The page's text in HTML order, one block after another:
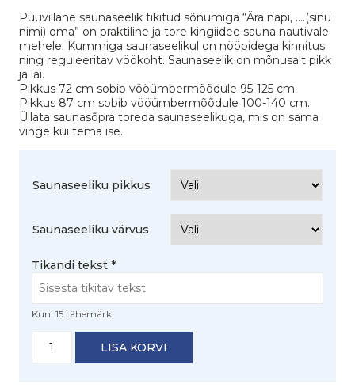
kuni
35.00€
Puuvillane saunaseelik tikitud sõnumiga “Ära näpi, ….(sinu
nimi) oma” on praktiline ja tore kingiidee sauna nautivale
mehele. Kummiga saunaseelikul on nööpidega kinnitus
ning reguleeritav vöökoht. Saunaseelik on mõnusalt pikk
ja lai.
Pikkus 72 cm sobib vööümbermõõdule 95-125 cm.
Pikkus 87 cm sobib vööümbermõõdule 100-140 cm.
Üllata saunasõpra toreda saunaseelikuga, mis on sama
vinge kui tema ise.
Saunaseeliku pikkus
Saunaseeliku värvus
Tikandi tekst *
Kuni 15 tähemärki
nimega
LISA KORVI